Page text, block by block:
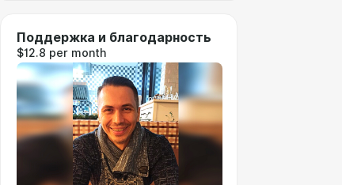
Поддержка и благодарность
$12.8 per month